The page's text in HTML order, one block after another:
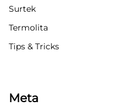
Surtek
Termolita
Tips & Tricks
Meta